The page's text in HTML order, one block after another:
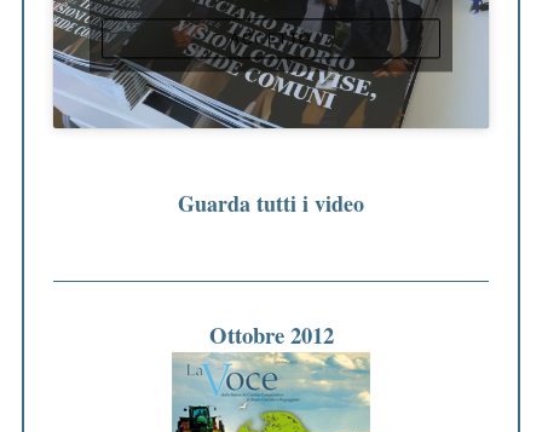
ACCETTO
Guarda tutti i video
Ottobre 2012